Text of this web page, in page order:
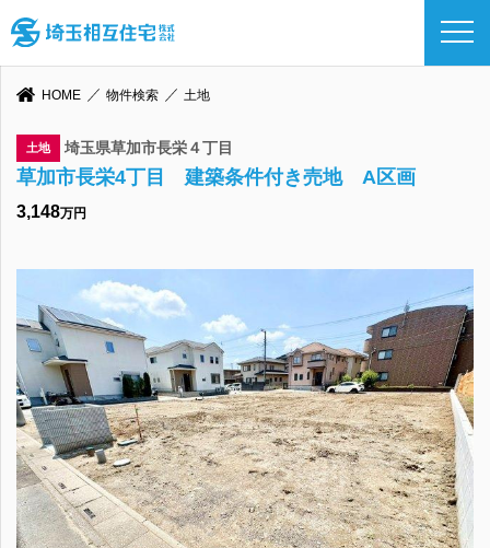
HOME 物件検索 土地
土地 埼玉県草加市長栄４丁目
草加市長栄4丁目 建築条件付き売地 A区画
3,148万円